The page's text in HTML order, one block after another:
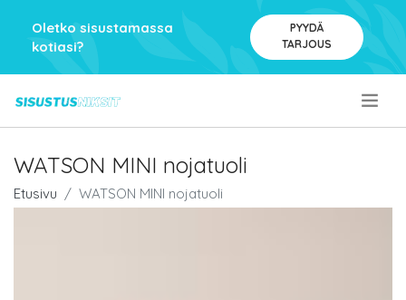
Oletko sisustamassa
kotiasi?
PYYDÄ
TARJOUS
WATSON MINI nojatuoli
Etusivu WATSON MINI nojatuoli